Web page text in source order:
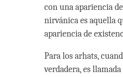
con una apariencia
nirvánica es aquella
apariencia de
Para los arhats,
verdadera, es